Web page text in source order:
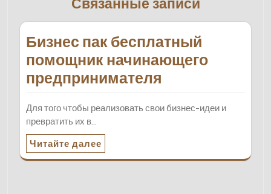
Бизнес пак бесплатный
помощник начинающего
предпринимателя
Для того чтобы реализовать свои бизнес-идеи и
превратить их в…
Читайте далее